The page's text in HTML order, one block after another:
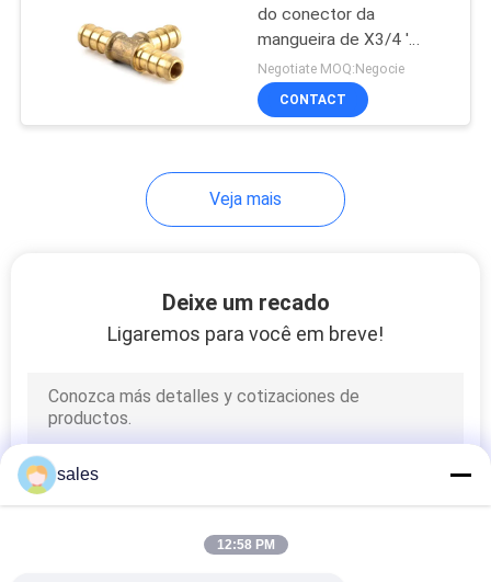
do martelo de água
Distribuidor da água
de Pex
do conector da
mangueira de X3/4 '
X1/2” sem chumbo
Negotiate MOQ:Negocie
CONTACT
Veja mais
Deixe um recado
Ligaremos para você em breve!
sales
12:58 PM